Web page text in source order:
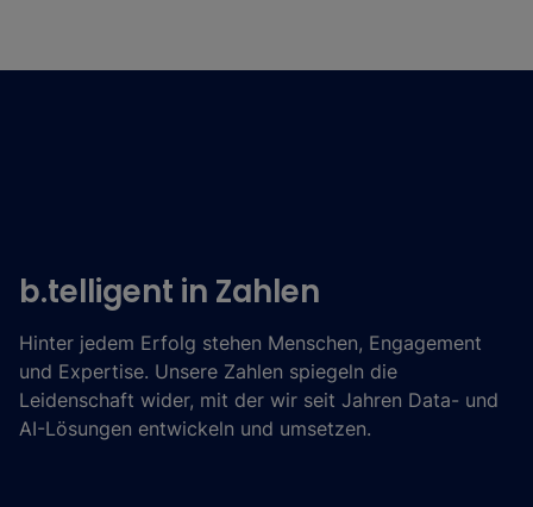
b.telligent in Zahlen
Hinter jedem Erfolg stehen Menschen, Engagement
und Expertise. Unsere Zahlen spiegeln die
Leidenschaft wider, mit der wir seit Jahren Data- und
AI-Lösungen entwickeln und umsetzen.